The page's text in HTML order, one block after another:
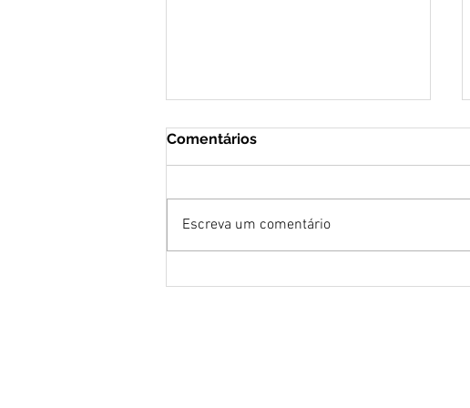
Comentários
Escreva um comentário